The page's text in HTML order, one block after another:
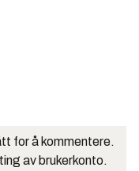
for å kommentere.
av brukerkonto.